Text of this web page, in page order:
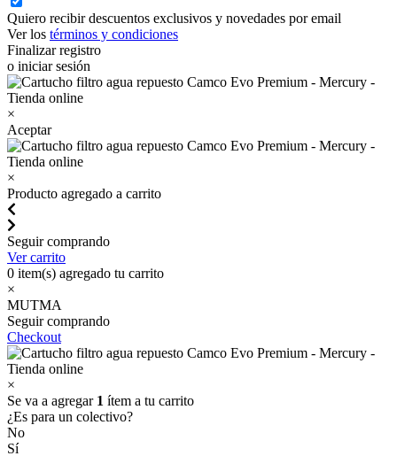
Quiero recibir descuentos exclusivos y novedades por email
Ver los términos y condiciones
Finalizar registro
o iniciar sesión
×
Aceptar
×
Producto agregado a carrito
Seguir comprando
Ver carrito
0 item(s) agregado tu carrito
×
MUTMA
Seguir comprando
Checkout
×
Se va a agregar 1 ítem a tu carrito
¿Es para un colectivo?
No
Sí